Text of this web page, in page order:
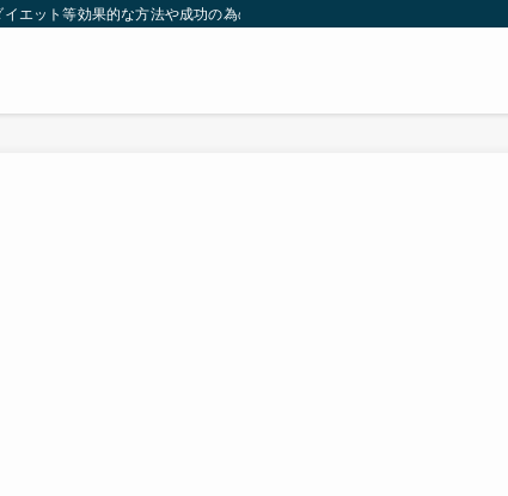
エット等効果的な方法や成功の為の秘訣等。太ったり悩んでいる方々が